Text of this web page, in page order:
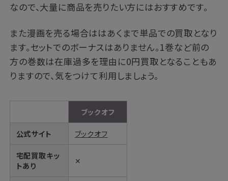
なので、大量に商品を売りたい方にはおすすめです。
また漫画を売る場合ははあくまで単品での買取となり
ます。セットでのボーナスはありません。1巻など前の
方の巻数は在庫過多を理由に0円買取となることもあ
りますので、気をつけて利用しましょう。
ブックオフ
公式サイト ブックオフ
宅配買取キッ
トあり
✕